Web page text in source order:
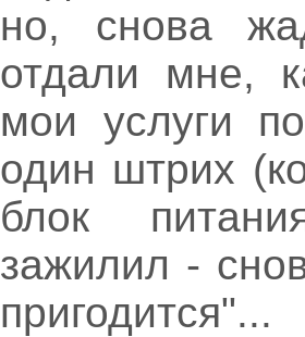
но, снова
отдали мне,
мои услуги
один штрих
блок
зажилил -
пригодится"...